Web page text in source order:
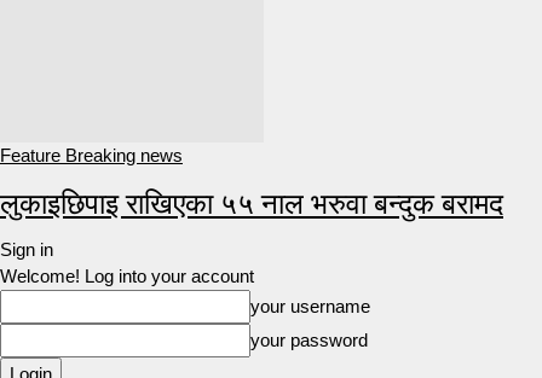
Feature Breaking news
लुकाइछिपाइ राखिएका ५५ नाल भरुवा बन्दुक बरामद
Sign in
Welcome! Log into your account
your username
your password